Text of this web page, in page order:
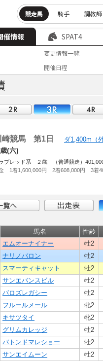
競走馬 騎手 調教師
催情報 SPAT4
変更情報一覧
開催日程
競馬 第1日 ダ1,400m（
歳(六)
ブレッド系 ２歳 （普通競走）
1着1,600,000円 2着608,000円 3着
馬名
性齢
エムオーナイナー
牡2
ナリノバロン
牡2
スマーティキャット
牡2
サンエバンスビル
牡2
バロズレガシー
牡2
フルールメール
牝2
キサツタイ
牝2
グリムカレッジ
牡2
バトンドマレショー
牡2
サンエイムーン
牡2